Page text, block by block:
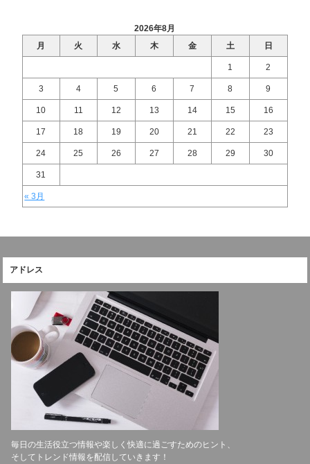
2026年8月
月
火 水 木 金 土 日
« 3月
1 2
3 4 5 6 7 8 9
10 11 12 13 14 15 16
17 18 19 20 21 22 23
24 25 26 27 28 29 30
31
アドレス
毎日の生活役立つ情報や楽しく快適に過ごすためのヒント、
そしてトレンド情報を配信していきます！